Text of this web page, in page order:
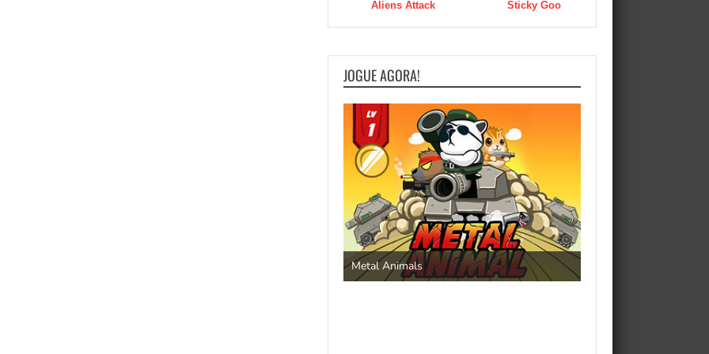
Aliens Attack Sticky Goo
JOGUE AGORA!
Metal Animals